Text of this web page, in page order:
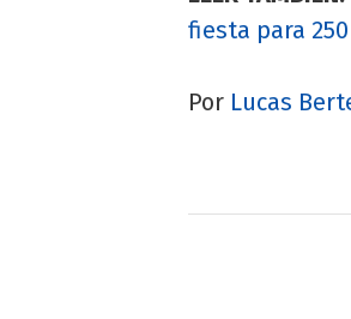
fiesta para
Por Lucas